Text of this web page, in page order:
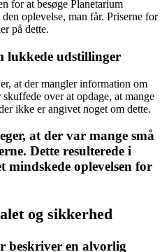
for at besøge Planetarium
oplevelse, man får. Priserne for
på dette.
lukkede udstillinger
at der mangler information om
over at opdage, at mange
ikke er angivet noget om dette.
at der var mange små
Dette resulterede i
mindskede oplevelsen for
og sikkerhed
beskriver en alvorlig